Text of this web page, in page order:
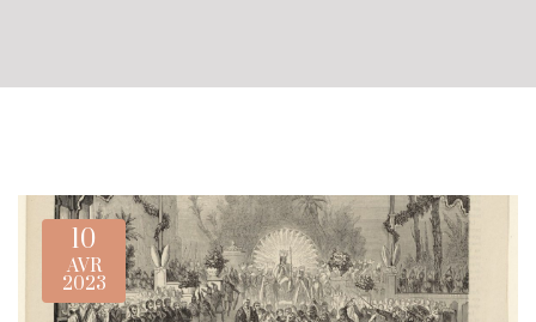
10
AVR
2023